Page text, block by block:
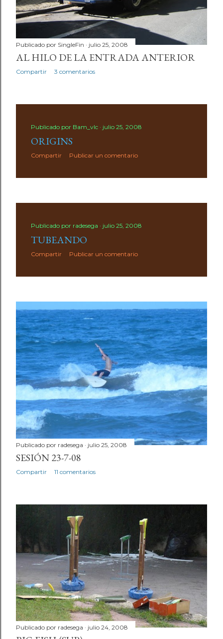
Publicado por SingleFin julio 25, 2008
AL HILO DE LA ENTRADA ANTERIOR
Compartir 3 comentarios
Publicado por Bam_vlc julio 25, 2008
ORIGINS
Compartir Publicar un comentario
Publicado por radesega julio 25, 2008
TUBEANDO
Compartir Publicar un comentario
Publicado por radesega julio 25, 2008
SESIÓN 23-7-08
Compartir 11 comentarios
Publicado por radesega julio 24, 2008